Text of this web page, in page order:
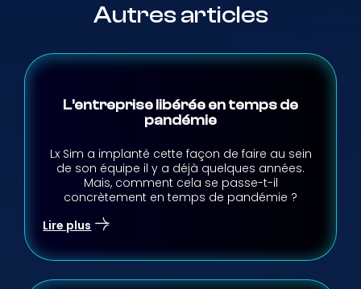
Autres articles
L’entreprise libérée en temps de
pandémie
Lx Sim a implanté cette façon de faire au sein
de son équipe il y a déjà quelques années.
Mais, comment cela se passe-t-il
concrètement en temps de pandémie ?
Lire plus